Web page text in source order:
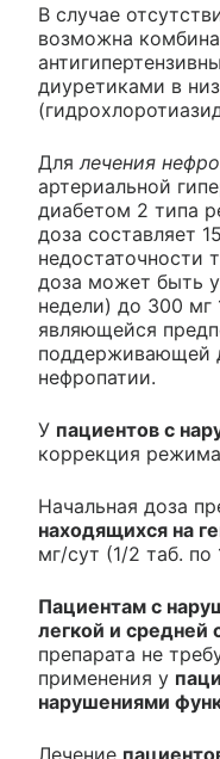
В случае
возможна
диуретиками в
Для лечения
артериальной
диабетом 2 типа
доза составляет
недостаточности
доза может быть
недели) до 300 мг
являющейся
поддерживающей
нефропатии.
У пациентов с
коррекция
Начальная доза
находящихся на
мг/сут (1/2 таб. по
Пациентам с
легкой и средней
препарата не
применения у
нарушениями
Лечение